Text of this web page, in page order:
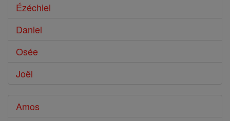
Ézéchiel
Daniel
Osée
Joël
Amos